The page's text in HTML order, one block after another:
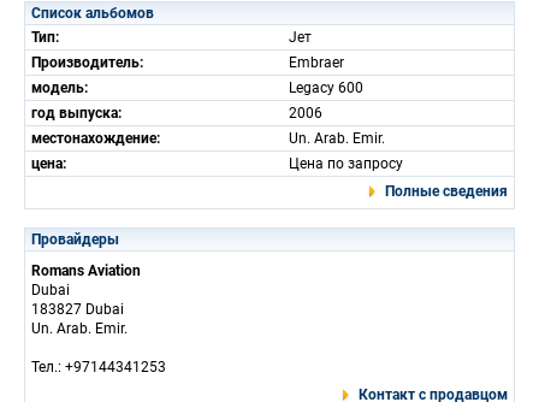
Список альбомов
Тип:
Jет
Производитель:
Embraer
модель:
Legacy 600
год выпуска:
2006
местонахождение:
Un. Arab. Emir.
цена:
Цена по запросу
Полные сведения
Провайдеры
Romans Aviation
Dubai
183827 Dubai
Un. Arab. Emir.
Тел.: +97144341253
Контакт с продавцом